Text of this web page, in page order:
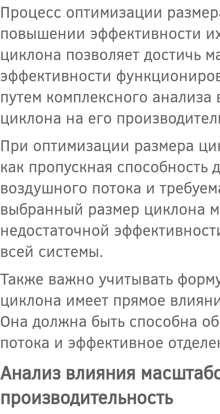
Процесс оптимизации
повышении эффективности
циклона позволяет достичь
эффективности
путем комплексного
циклона на его
При оптимизации размера
как пропускная способность
воздушного потока и
выбранный размер циклона
недостаточной
всей системы.
Также важно учитывать
циклона имеет прямое
Она должна быть способна
потока и эффективное
Анализ влияния
производительность